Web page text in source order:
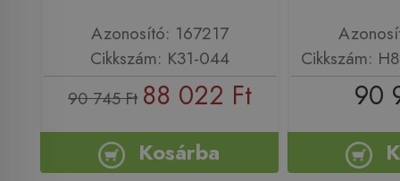
Azonosító: 167217
Cikkszám: K31-044
90 745 Ft 88 022 Ft
Kosárba
Cikkszám:
90